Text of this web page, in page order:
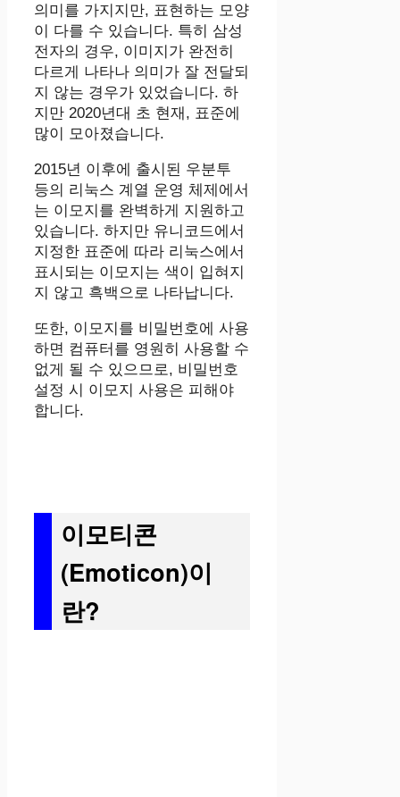
의미를 가지지만, 표현하는 모양
이 다를 수 있습니다. 특히 삼성
전자의 경우, 이미지가 완전히
다르게 나타나 의미가 잘 전달되
지 않는 경우가 있었습니다. 하
지만 2020년대 초 현재, 표준에
많이 모아졌습니다.
2015년 이후에 출시된 우분투
등의 리눅스 계열 운영 체제에서
는 이모지를 완벽하게 지원하고
있습니다. 하지만 유니코드에서
지정한 표준에 따라 리눅스에서
표시되는 이모지는 색이 입혀지
지 않고 흑백으로 나타납니다.
또한, 이모지를 비밀번호에 사용
하면 컴퓨터를 영원히 사용할 수
없게 될 수 있으므로, 비밀번호
설정 시 이모지 사용은 피해야
합니다.
이모티콘
(Emoticon)이
란?